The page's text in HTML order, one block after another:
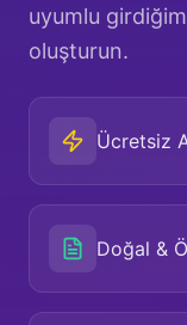
uyumlu
oluşturun.
Ücretsiz
Doğal &